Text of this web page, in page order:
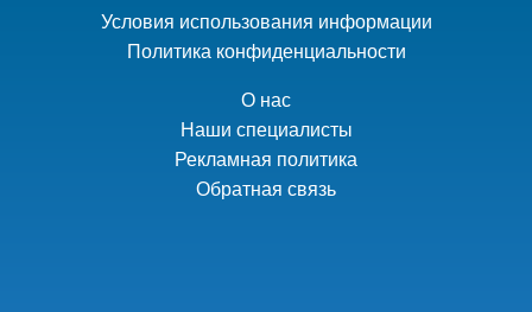
Условия использования информации
Политика конфиденциальности
О нас
Наши специалисты
Рекламная политика
Обратная связь